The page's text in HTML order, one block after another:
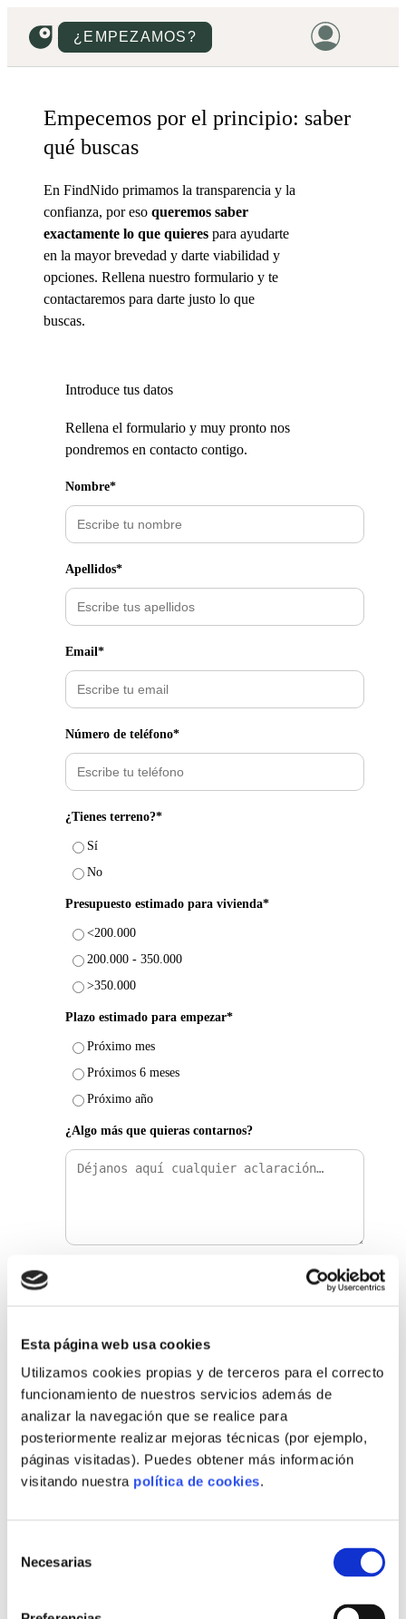
Esta página web usa cookies
Utilizamos cookies propias y de terceros para el correcto
funcionamiento de nuestros servicios además de
analizar la navegación que se realice para
posteriormente realizar mejoras técnicas (por ejemplo,
páginas visitadas). Puedes obtener más información
visitando nuestra política de cookies.
Necesarias
¿EMPEZAMOS?
PROMOCIONES
Empecemos por el principio: saber
qué buscas
En FindNido primamos la transparencia y la
confianza, por eso queremos saber
exactamente lo que quieres para ayudarte
en la mayor brevedad y darte viabilidad y
opciones. Rellena nuestro formulario y te
contactaremos para darte justo lo que
buscas.
Introduce tus datos
Rellena el formulario y muy pronto nos
pondremos en contacto contigo.
Nombre*
Apellidos*
Email*
Número de teléfono*
¿Tienes terreno?*
Sí
No
Presupuesto estimado para vivienda*
<200.000
200.000 - 350.000
>350.000
Plazo estimado para empezar*
Próximo mes
Próximos 6 meses
Próximo año
¿Algo más que quieras contarnos?
+34 919 49 20 77
info@findnido.com
@findnido